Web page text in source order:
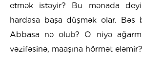
etmək istəyir? Bu mənada
hardasa başa düşmək olar. Bəs
Abbasa nə olub? O niyə
vəzifəsinə, maaşına hörmət eləmir?